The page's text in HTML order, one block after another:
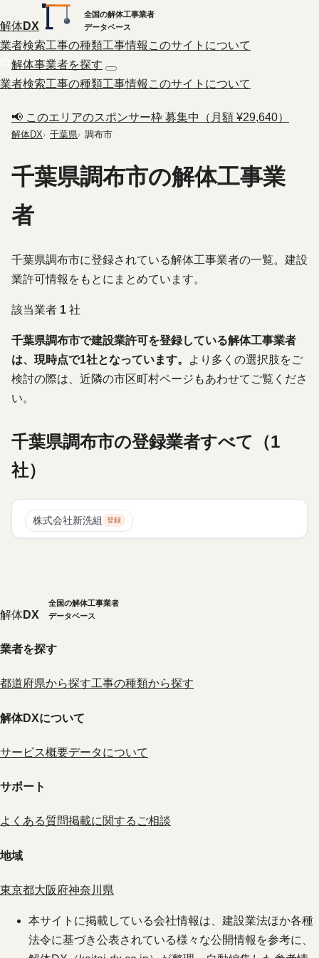
解体DX
全国の解体工事業者
データベース
業者検索工事の種類工事情報 このサイトについて
解体事業者を探す
業者検索工事の種類工事情報 このサイトについて
📢 このエリアのスポンサー枠 募集中（月額 ¥29,640）
解体DX 千葉県 調布市
千葉県調布市の解体工事業
者
千葉県調布市に登録されている解体工事業者の一覧。建設
業許可情報をもとにまとめています。
該当業者 1 社
千葉県調布市で建設業許可を登録している解体工事業者
は、現時点で1社となっています。
より多くの選択肢をご
検討の際は、近隣の市区町村ページもあわせてご覧くださ
い。
千葉県調布市の登録業者すべて（1
社）
株式会社新洗組 登録
解体DX
全国の解体工事業者
データベース
業者を探す
都道府県から探す工事の種類から探す
解体DXについて
サービス概要データについて
サポート
よくある質問掲載に関するご相談
地域
東京都大阪府神奈川県
本サイトに掲載している会社情報は、建設業法ほか各種
法令に基づき公表されている様々な公開情報を参考に、